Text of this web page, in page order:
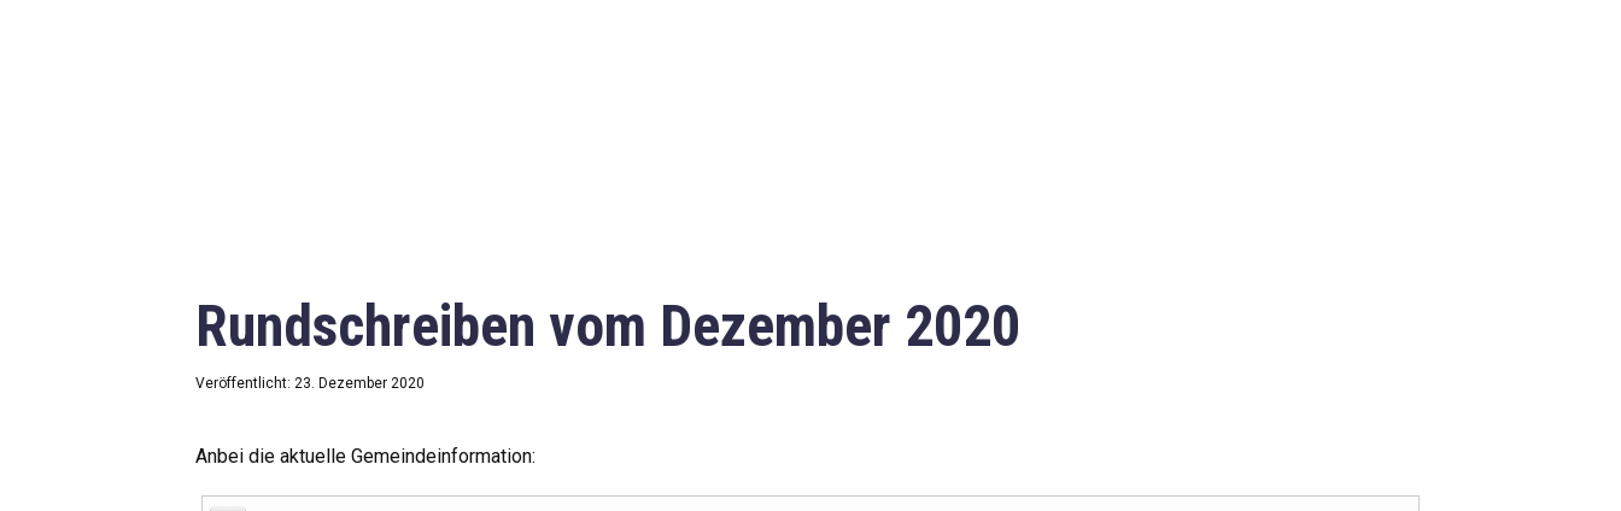
Rundschreiben vom Dezember 2020
Veröffentlicht: 23. Dezember 2020
Anbei die aktuelle Gemeindeinformation: